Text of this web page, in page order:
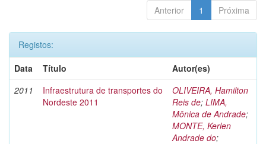
Anterior 1 Próxima
Registos:
Data
Título
Autor(es)
2011
Infraestrutura de transportes do
Nordeste 2011
OLIVEIRA, Hamilton
Reis de; LIMA,
Mônica de Andrade;
MONTE, Kerlen
Andrade do;